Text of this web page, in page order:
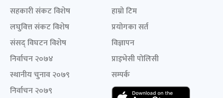
सहकारी संकट विशेष
लघुवित्त संकट विशेष
संसद् विघटन विशेष
निर्वाचन २०७४
स्थानीय चुनाव २०७९
निर्वाचन २०७९
हाम्रो टिम
प्रयोगका सर्त
विज्ञापन
प्राइभेसी पोलिसी
सम्पर्क